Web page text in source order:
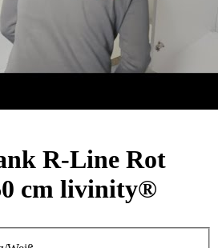
R-Line Rot
cm livinity®